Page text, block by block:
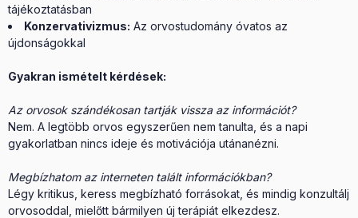
tájékoztatásban
Konzervativizmus: Az orvostudomány óvatos az
újdonságokkal
Gyakran ismételt kérdések:
Az orvosok szándékosan tartják vissza az információt?
Nem. A legtöbb orvos egyszerűen nem tanulta, és a napi
gyakorlatban nincs ideje és motivációja utánanézni.
Megbízhatom az interneten talált információkban?
Légy kritikus, keress megbízható forrásokat, és mindig konzultálj
orvosoddal, mielőtt bármilyen új terápiát elkezdesz.